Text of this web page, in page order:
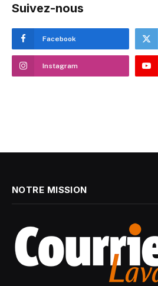
Suivez-nous
Facebook
Instagram
NOTRE MISSION